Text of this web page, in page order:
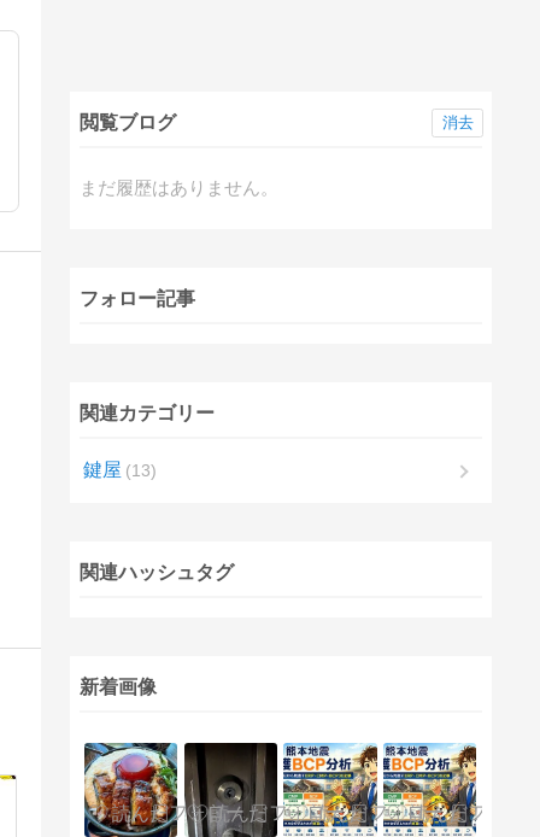
閲覧ブログ
まだ履歴はありません。
消去
フォロー記事
関連カテゴリー
鍵屋 13
関連ハッシュタグ
新着画像